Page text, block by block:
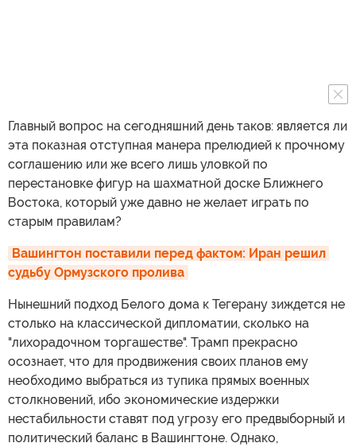
Главный вопрос на сегодняшний день таков: является ли
эта показная отступная манера прелюдией к прочному
соглашению или же всего лишь уловкой по
перестановке фигур на шахматной доске Ближнего
Востока, который уже давно не желает играть по
старым правилам?
Вашингтон поставили перед фактом: Иран решил
судьбу Ормузского пролива
Нынешний подход Белого дома к Тегерану зиждется не
столько на классической дипломатии, сколько на
"лихорадочном торгашестве". Трамп прекрасно
осознает, что для продвижения своих планов ему
необходимо выбраться из тупика прямых военных
столкновений, ибо экономические издержки
нестабильности ставят под угрозу его предвыборный и
политический баланс в Вашингтоне. Однако,